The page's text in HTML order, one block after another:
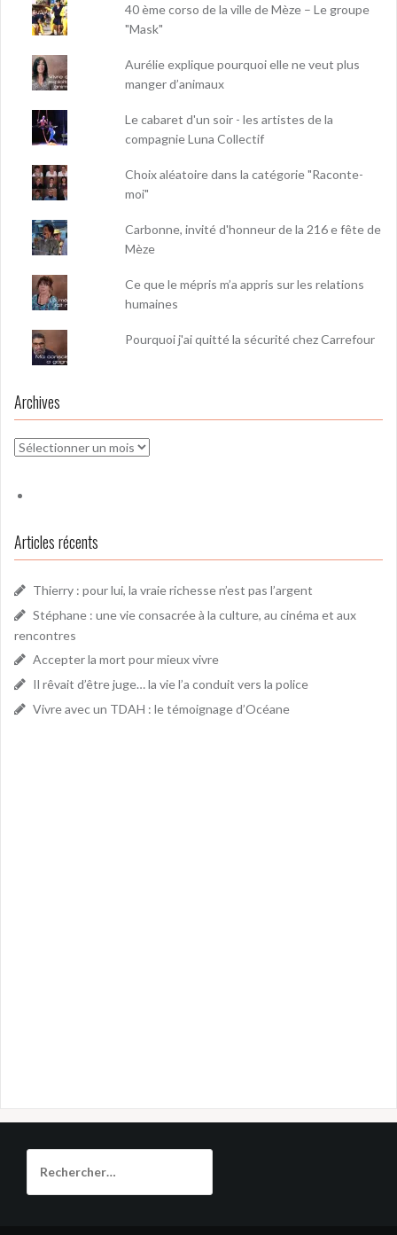
40 ème corso de la ville de Mèze – Le groupe
"Mask"
Aurélie explique pourquoi elle ne veut plus
manger d’animaux
Le cabaret d'un soir - les artistes de la
compagnie Luna Collectif
Choix aléatoire dans la catégorie "Raconte-
moi"
Carbonne, invité d'honneur de la 216 e fête de
Mèze
Ce que le mépris m’a appris sur les relations
humaines
Pourquoi j'ai quitté la sécurité chez Carrefour
Archives
Archives
Articles récents
Thierry : pour lui, la vraie richesse n’est pas l’argent
Stéphane : une vie consacrée à la culture, au cinéma et aux
rencontres
Accepter la mort pour mieux vivre
Il rêvait d’être juge… la vie l’a conduit vers la police
Vivre avec un TDAH : le témoignage d’Océane